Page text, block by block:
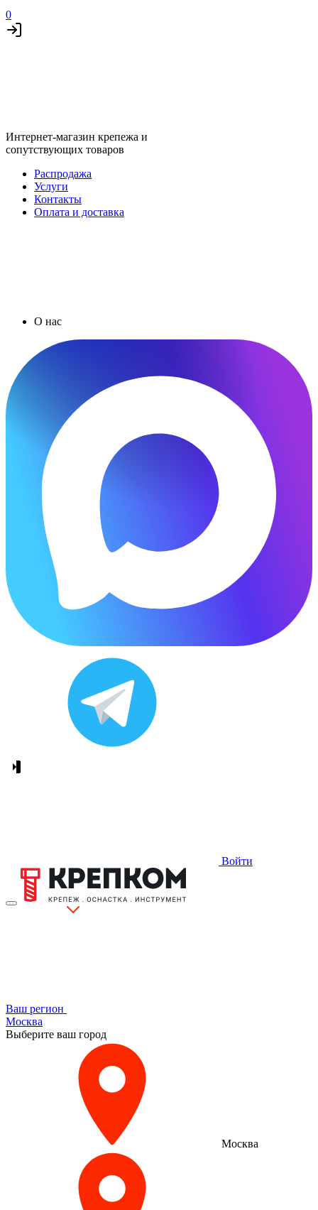
0
Интернет-магазин крепежа и
сопутствующих товаров
Распродажа
Услуги
Контакты
Оплата и доставка
О нас
Войти
Ваш регион
Москва
Выберите ваш город
Москва